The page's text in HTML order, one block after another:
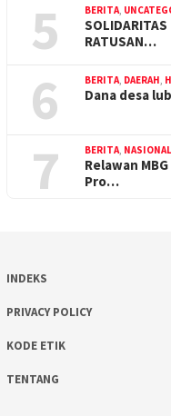
5 BERITA
SOLIDARITAS
RATUSAN…
6 BERITA DAERAH
Dana desa
7 BERITA NASIONAL
Relawan
Pro…
INDEKS
PRIVACY POLICY
KODE ETIK
TENTANG